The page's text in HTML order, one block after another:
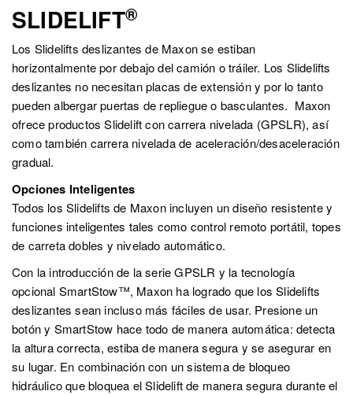
SLIDELIFT®
Los Slidelifts deslizantes de Maxon se estiban
horizontalmente por debajo del camión o tráiler. Los Slidelifts
deslizantes no necesitan placas de extensión y por lo tanto
pueden albergar puertas de repliegue o basculantes. Maxon
ofrece productos Slidelift con carrera nivelada (GPSLR), así
como también carrera nivelada de aceleración/desaceleración
gradual.
Opciones Inteligentes
Todos los Slidelifts de Maxon incluyen un diseño resistente y
funciones inteligentes tales como control remoto portátil, topes
de carreta dobles y nivelado automático.
Con la introducción de la serie GPSLR y la tecnología
opcional SmartStow™, Maxon ha logrado que los Slidelifts
deslizantes sean incluso más fáciles de usar. Presione un
botón y SmartStow hace todo de manera automática: detecta
la altura correcta, estiba de manera segura y se asegurar en
su lugar. En combinación con un sistema de bloqueo
hidráulico que bloquea el Slidelift de manera segura durante el